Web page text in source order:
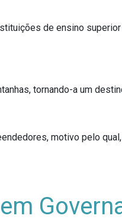
de ensino
tornando-a um
motivo pelo